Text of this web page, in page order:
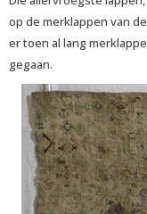
op de merklappen van
er toen al lang
gegaan.